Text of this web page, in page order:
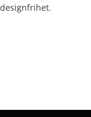
designfrihet.